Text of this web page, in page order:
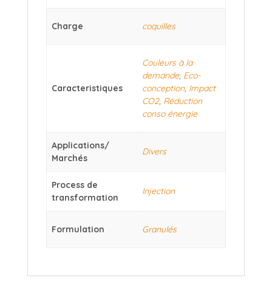
Charge coquilles
Caracteristiques
Couleurs à la
demande, Eco-
conception, Impact
CO2, Réduction
conso énergie
Applications/
Marchés
Divers
Process de
transformation
Injection
Formulation Granulés